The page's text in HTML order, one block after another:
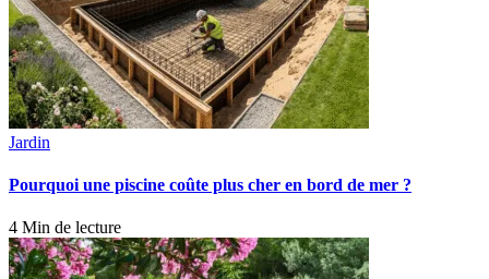
Jardin
Pourquoi une piscine coûte plus cher en bord de mer ?
4 Min de lecture